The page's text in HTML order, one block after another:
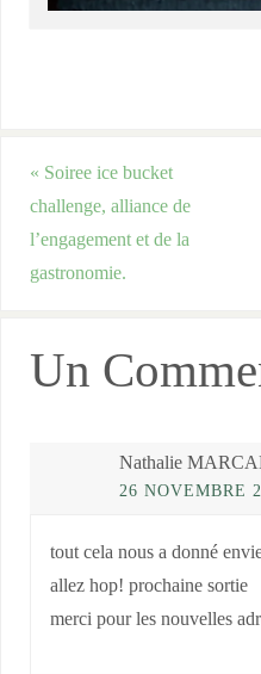
« Soiree ice bucket
challenge, alliance de
l’engagement et de la
gastronomie.
Un
Nathalie
26 NOVEMBRE
tout cela nous a donné
allez hop! prochaine sortie
merci pour les nouvelles